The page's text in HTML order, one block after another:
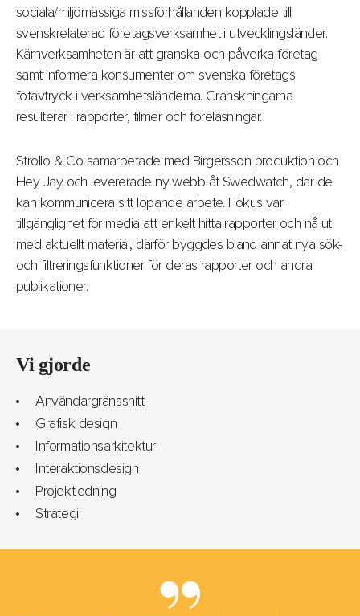
sociala/miljömässiga missförhållanden kopplade till
svenskrelaterad företagsverksamhet i utvecklingsländer.
Kärnverksamheten är att granska och påverka företag
samt informera konsumenter om svenska företags
fotavtryck i verksamhetsländerna. Granskningarna
resulterar i rapporter, filmer och föreläsningar.
Strollo & Co samarbetade med Birgersson produktion och
Hey Jay och levererade ny webb åt Swedwatch, där de
kan kommunicera sitt löpande arbete. Fokus var
tillgänglighet för media att enkelt hitta rapporter och nå ut
med aktuellt material, därför byggdes bland annat nya sök-
och filtreringsfunktioner för deras rapporter och andra
publikationer.
Vi gjorde
Användargränssnitt
Grafisk design
Informationsarkitektur
Interaktionsdesign
Projektledning
Strategi